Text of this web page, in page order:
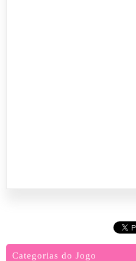
Categorias do Jogo